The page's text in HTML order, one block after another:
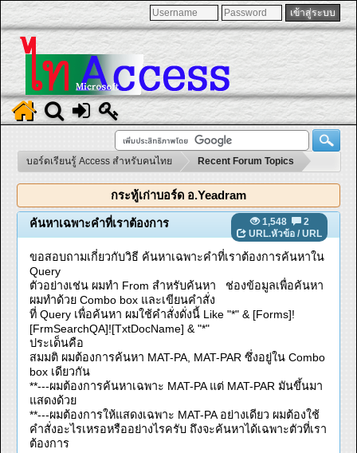
บอร์ดเรียนรู้ Access สำหรับคนไทย Recent Forum Topics
กระทู้เก่าบอร์ด อ.Yeadram
1,548
2
URL.หัวข้อ / URL
ค้นหาเฉพาะคำที่เราต้องการ
ขอสอบถามเกี่ยวกับวิธี ค้นหาเฉพาะคำที่เราต้องการค้นหาใน
Query
ตัวอย่างเช่น ผมทำ From สำหรับค้นหา ช่องข้อมูลเพื่อค้นหา
ผมทำด้วย Combo box และเขียนคำสั่ง
ที่ Query เพื่อค้นหา ผมใช้คำสั่งดั่งนี้ Like "*" & [Forms]!
[FrmSearchQA]![TxtDocName] & "*"
ประเด็นคือ
สมมติ ผมต้องการค้นหา MAT-PA, MAT-PAR ซึ่งอยู่ใน Combo
box เดียวกัน
**---ผมต้องการค้นหาเฉพาะ MAT-PA แต่ MAT-PAR มันขึ้นมา
แสดงด้วย
**---ผมต้องการให้แสดงเฉพาะ MAT-PA อย่างเดียว ผมต้องใช้
คำสั่งอะไรเหรอหรืออย่างไรครับ ถึงจะค้นหาได้เฉพาะตัวที่เรา
ต้องการ